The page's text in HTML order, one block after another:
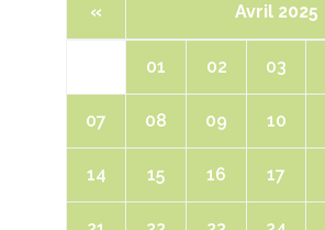
« Avril 2025
01 02 03
07 08 09 10
14 15 16 17